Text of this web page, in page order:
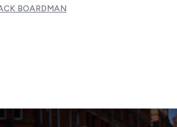
BOARDMAN